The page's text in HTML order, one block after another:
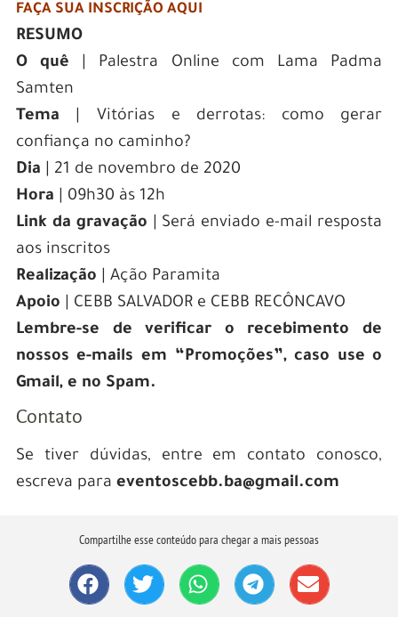
FAÇA SUA INSCRIÇÃO AQUI
RESUMO
O quê | Palestra Online com Lama Padma
Samten
Tema | Vitórias e derrotas: como gerar
confiança no caminho?
Dia | 21 de novembro de 2020
Hora
| 09h30 às 12h
Link da gravação | Será enviado e-mail resposta
aos inscritos
Realização | Ação Paramita
Apoio | CEBB SALVADOR e CEBB RECÔNCAVO
Lembre-se de verificar o recebimento de
nossos e-mails em “Promoções”, caso use o
Gmail, e no Spam.
Contato
Se tiver dúvidas, entre em contato conosco,
escreva para eventoscebb.ba@gmail.com
Compartilhe esse conteúdo para chegar a mais pessoas